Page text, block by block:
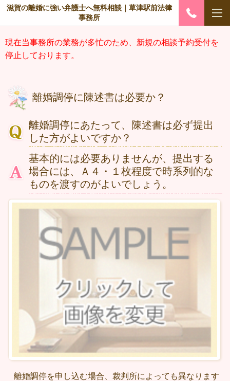
滋賀の離婚に強い弁護士へ無料相談｜草津駅前法律
事務所
現在当事務所の業務が多忙のため、新規の相談予約受付を
停止しております。
離婚調停に陳述書は必要か？
離婚調停にあたって、陳述書は必ず提出
した方がよいですか？
基本的には必要ありませんが、提出する
場合には、Ａ４・１枚程度で時系列的な
ものを渡すのがよいでしょう。
離婚調停を申し込む場合、裁判所によっても異なります